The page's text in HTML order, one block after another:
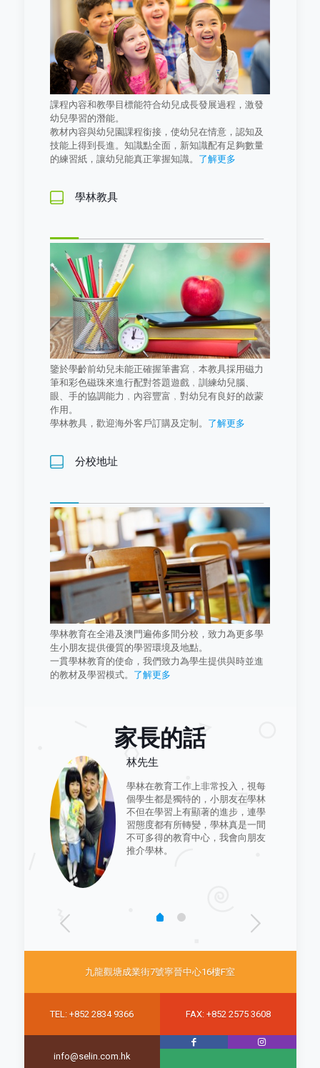
課程內容和教學目標能符合幼兒成長發展過程，激發
幼兒學習的潛能。
教材內容與幼兒園課程銜接，使幼兒在情意，認知及
技能上得到長進。知識點全面，新知識配有足夠數量
的練習紙，讓幼兒能真正掌握知識。 了解更多
學林教具
鑒於學齡前幼兒未能正確握筆書寫﹐本教具採用磁力
筆和彩色磁珠來進行配對答題遊戲﹐訓練幼兒腦、
眼、手的協調能力﹐內容豐富﹐對幼兒有良好的啟蒙
作用。
學林教具，歡迎海外客戶訂購及定制。 了解更多
分校地址
學林教育在全港及澳門遍佈多間分校，致力為更多學
生小朋友提供優質的學習環境及地點。
一貫學林教育的使命，我們致力為學生提供與時並進
的教材及學習模式。 了解更多
家長的話
林先生
學林在教育工作上非常投入，視每
個學生都是獨特的，小朋友在學林
不但在學習上有顯著的進步，連學
習態度都有所轉變，學林真是一間
不可多得的教育中心，我會向朋友
推介學林。
九龍觀塘成業街7號寧晉中心16樓F室
TEL: +852 2834 9366 FAX: +852 2575 3608
info@selin.com.hk